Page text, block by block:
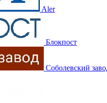
Aler
Блокпост
Соболевский